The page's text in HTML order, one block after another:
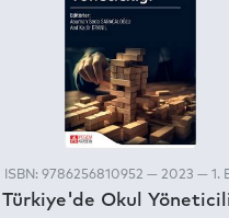
ISBN: 9786256810952 — 2023 — 1.
Türkiye'de Okul